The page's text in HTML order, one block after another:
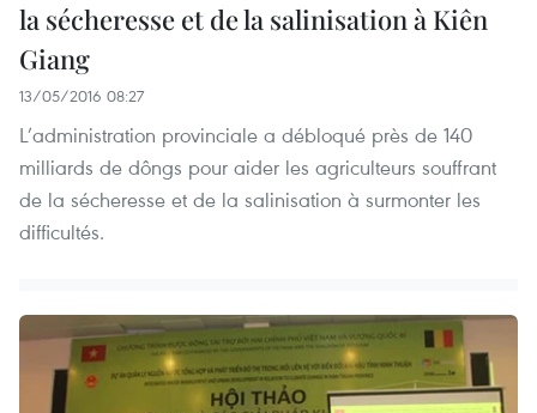
la sécheresse et de la salinisation à Kiên
Giang
13/05/2016 08:27
L’administration provinciale a débloqué près de 140
milliards de dôngs pour aider les agriculteurs souffrant
de la sécheresse et de la salinisation à surmonter les
difficultés.